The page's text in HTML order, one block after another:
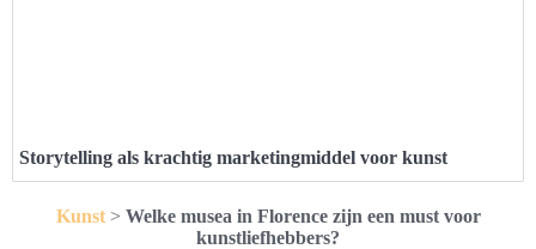
Storytelling als krachtig marketingmiddel voor kunst
Kunst> Welke musea in Florence zijn een must voor
kunstliefhebbers?